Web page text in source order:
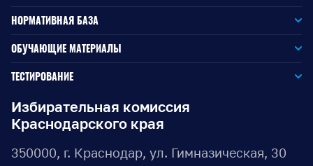
Избирательная комиссия
Краснодарского края
350000, г. Краснодар, ул. Гимназическая, 30
НОРМАТИВНАЯ БАЗА
Законодательство РФ
Законодательство КК
Документы ЦИК России
Документы ИККК
Выборы Губернатора Краснодарского края
ОБУЧАЮЩИЕ МАТЕРИАЛЫ
Для окружной избирательной комиссии
Для территориальной избирательной комиссии
Для участковой избирательной комиссии
ТЕСТИРОВАНИЕ
Для членов участковых избирательных комиссий